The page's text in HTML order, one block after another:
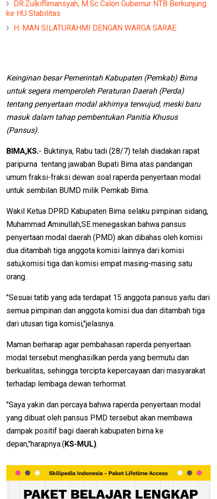
DR.Zulkiflimansyah, M.Sc Calon Gubernur NTB Berkunjung
ke HU Stabilitas
H. MAN SILATURAHMI DENGAN WARGA SARAE
Keinginan besar Pemerintah Kabupaten (Pemkab) Bima
untuk segera memperoleh Peraturan Daerah (Perda)
tentang penyertaan modal akhirnya terwujud, meski baru
masuk dalam tahap pembentukan Panitia Khusus
(Pansus).
BIMA,KS.- Buktinya, Rabu tadi (28/7) telah diadakan rapat
paripurna tentang jawaban Bupati Bima atas pandangan
umum fraksi-fraksi dewan soal raperda penyertaan modal
untuk sembilan BUMD milik Pemkab Bima.
Wakil Ketua DPRD Kabupaten Bima selaku pimpinan sidang,
Muhammad Aminullah,SE menegaskan bahwa pansus
penyertaan modal daerah (PMD) akan dibahas oleh komisi
dua ditambah tiga anggota komisi lainnya dari komisi
satu,komisi tiga dan komisi empat masing-masing satu
orang.
"Sesuai tatib yang ada terdapat 15 anggota pansus yaitu dari
semua pimpinan dan anggota komisi dua dan ditambah tiga
dari utusan tiga komisi,"jelasnya.
Maman berharap agar pembahasan raperda penyertaan
modal tersebut menghasilkan perda yang bermutu dan
berkualitas, sehingga tercipta kepercayaan dari masyarakat
terhadap lembaga dewan terhormat.
"Saya yakin dan percaya bahwa raperda penyertaan modal
yang dibuat oleh pansus PMD tersebut akan membawa
dampak positif bagi daerah kabupaten bima ke
depan,"harapnya.( KS-MUL).